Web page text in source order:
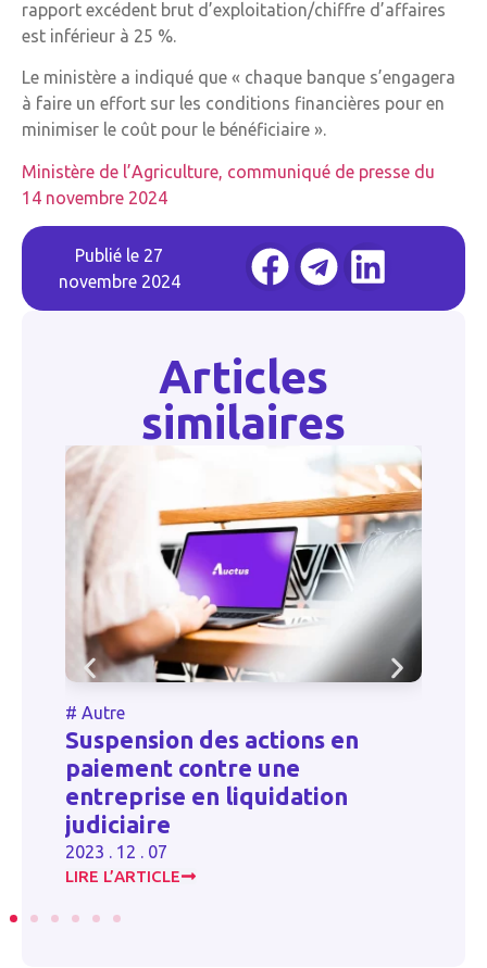
rapport excédent brut d’exploitation/chiffre d’affaires
est inférieur à 25 %.
Le ministère a indiqué que « chaque banque s’engagera
à faire un effort sur les conditions financières pour en
minimiser le coût pour le bénéficiaire ».
Ministère de l’Agriculture, communiqué de presse du
14 novembre 2024
Publié le 27
novembre 2024
Articles
similaires
des actions en
contre une
en liquidation
. 12 . 07
L’ARTICLE